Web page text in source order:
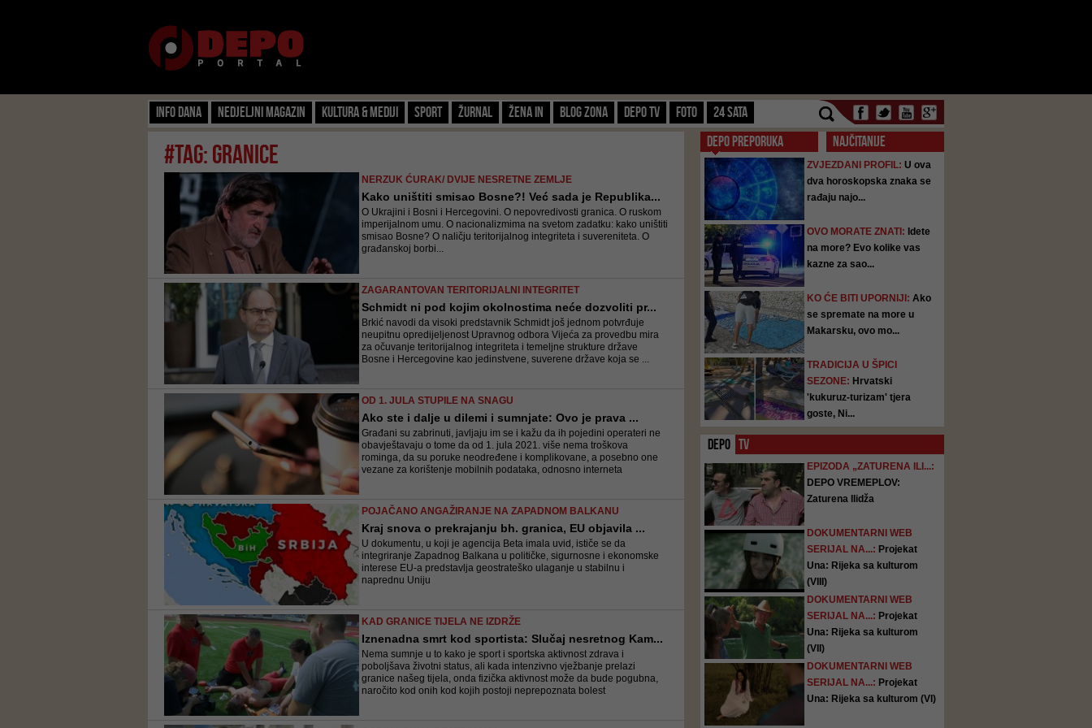
Info dana Nedjeljni magazin Kultura & Mediji Sport Žurnal Žena IN Blog zona Depo TV FOTO 24 SATA
#tag: granice
NERZUK ĆURAK/ DVIJE NESRETNE ZEMLJE
Kako uništiti smisao Bosne?! Već sada je Republika...
O Ukrajini i Bosni i Hercegovini. O nepovredivosti granica. O ruskom
imperijalnom umu. O nacionalizmima na svetom zadatku: kako uništiti
smisao Bosne? O naličju teritorijalnog integriteta i suvereniteta. O
građanskoj borbi...
ZAGARANTOVAN TERITORIJALNI INTEGRITET
Schmidt ni pod kojim okolnostima neće dozvoliti pr...
Brkić navodi da visoki predstavnik Schmidt još jednom potvrđuje
neupitnu opredijeljenost Upravnog odbora Vijeća za provedbu mira
za očuvanje teritorijalnog integriteta i temeljne strukture države
Bosne i Hercegovine kao jedinstvene, suverene države koja se ...
OD 1. JULA STUPILE NA SNAGU
Ako ste i dalje u dilemi i sumnjate: Ovo je prava ...
Građani su zabrinuti, javljaju im se i kažu da ih pojedini operateri ne
obavještavaju o tome da od 1. jula 2021. više nema troškova
rominga, da su poruke neodređene i komplikovane, a posebno one
vezane za korištenje mobilnih podataka, odnosno interneta
POJAČANO ANGAŽIRANJE NA ZAPADNOM BALKANU
Kraj snova o prekrajanju bh. granica, EU objavila ...
U dokumentu, u koji je agencija Beta imala uvid, ističe se da
integriranje Zapadnog Balkana u političke, sigurnosne i ekonomske
interese EU-a predstavlja geostrateško ulaganje u stabilnu i
naprednu Uniju
KAD GRANICE TIJELA NE IZDRŽE
Iznenadna smrt kod sportista: Slučaj nesretnog Kam...
Nema sumnje u to kako je sport i sportska aktivnost zdrava i
poboljšava životni status, ali kada intenzivno vježbanje prelazi
granice našeg tijela, onda fizička aktivnost može da bude pogubna,
naročito kod onih kod kojih postoji neprepoznata bolest
DEPO PREPORUKA NAJČITANIJE
ZVJEZDANI PROFIL: U ova
dva horoskopska znaka se
rađaju najo...
OVO MORATE ZNATI: Idete
na more? Evo kolike vas
kazne za sao...
KO ĆE BITI UPORNIJI: Ako
se spremate na more u
Makarsku, ovo mo...
TRADICIJA U ŠPICI
SEZONE: Hrvatski
'kukuruz-turizam' tjera
goste, Ni...
DEPO TV
EPIZODA „ZATURENA ILI...:
DEPO VREMEPLOV:
Zaturena Ilidža
DOKUMENTARNI WEB
SERIJAL NA...: Projekat
Una: Rijeka sa kulturom
(VIII)
DOKUMENTARNI WEB
SERIJAL NA...: Projekat
Una: Rijeka sa kulturom
(VII)
DOKUMENTARNI WEB
SERIJAL NA...: Projekat
Una: Rijeka sa kulturom (VI)